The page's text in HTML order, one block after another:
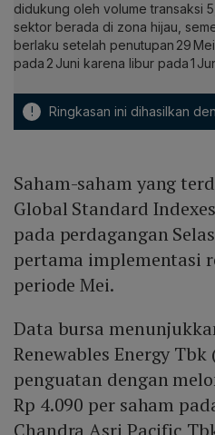
didukung oleh volume transaksi
sektor berada di zona hijau,
berlaku setelah penutupan 29
pada 2 Juni karena libur pada 1
! Ringkasan ini dihasilkan
Saham-saham yang
Global Standard
pada perdagangan
pertama implementasi
periode Mei.
Data bursa
Renewables Energy
penguatan dengan
Rp 4.090 per saham